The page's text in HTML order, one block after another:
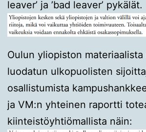
leaver’ ja ’bad leaver’ pykälät.
Oulun yliopiston
luodatun ulkopuolisten
osallistumista
ja VM:n yhteinen raportti
kiinteistöyhtiömallista näin: